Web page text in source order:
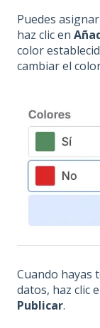
Puedes
haz clic en
color
cambiar el
Cuando hayas
datos, haz clic
Publicar.